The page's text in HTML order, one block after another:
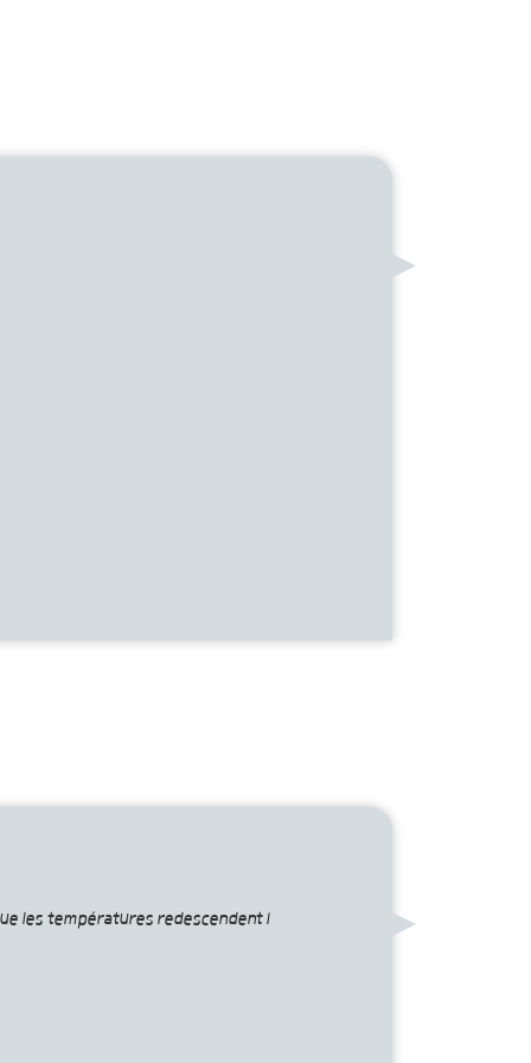
les températures redescendent !